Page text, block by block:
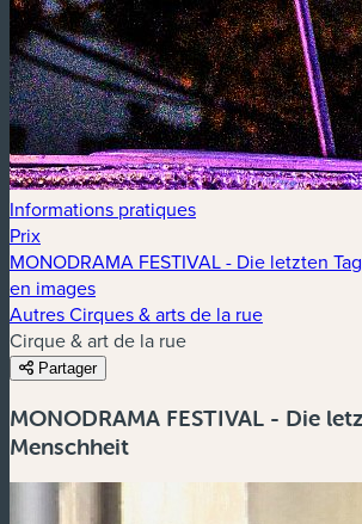
Informations pratiques
Prix
MONODRAMA FESTIVAL - Die letzten
en images
Autres Cirques & arts de la rue
Cirque & art de la rue
Partager
MONODRAMA FESTIVAL - Die
Menschheit